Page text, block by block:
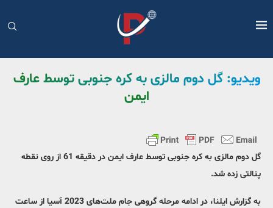
ویدیو: گل دوم مالزی به کره جنوبی توسط عارف
ایمن
گل دوم مالزی به کره جنوبی توسط عارف ایمن در دقیقه 61 از روی نقطه
پنالتی زده شد.
به گزارش ایلنا، در ادامه مرحله گروهی جام ملت‌های 2023 آسیا از ساعت